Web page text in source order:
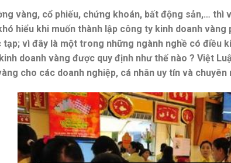
vàng, cổ phiếu, chứng khoán, bất động sản,… thì
hiểu khi muốn thành lập công ty kinh doanh
tạp; vì đây là một trong những ngành nghề có điều
doanh vàng được quy định như thế nào ? Việt
cho các doanh nghiệp, cá nhân uy tín và chuyên